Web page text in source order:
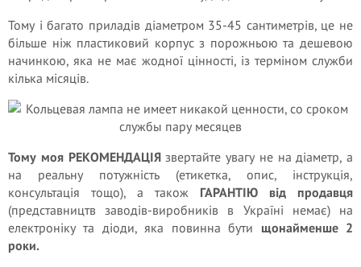
Тому і багато приладів діаметром 35-45 сантиметрів, це не
більше ніж пластиковий корпус з порожньою та дешевою
начинкою, яка не має жодної цінності, із терміном служби
кілька місяців.
Тому моя РЕКОМЕНДАЦІЯзвертайте увагу не на діаметр, а
на реальну потужність (етикетка, опис, інструкція,
консультація тощо), а також ГАРАНТІЮ від продавця
(представництв заводів-виробників в Україні немає) на
електроніку та діоди, яка повинна бути щонайменше 2
роки.